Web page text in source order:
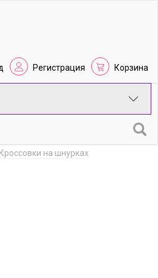
Регистрация Корзина
Кроссовки на шнурках